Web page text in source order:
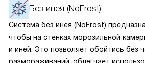
окружающей среде. Компрессор
по охладительному контуру по
лучше работает «мотор» прибора,
и быстрее происходит охлаждение,
меньше электроэнергии.
Без инея (NoFrost)
Система без инея (NoFrost)
чтобы на стенках морозильной
и иней. Это позволяет обойтись без